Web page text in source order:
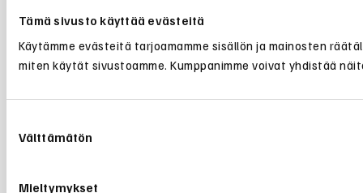
Tämä sivusto käyttää evästeitä
Käytämme evästeitä tarjoamamme sisällön ja mainosten
miten käytät sivustoamme. Kumppanimme voivat yhdistää
valinta
Välttämätön
Mieltymykset